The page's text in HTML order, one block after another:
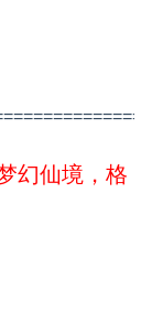
幻仙境，格